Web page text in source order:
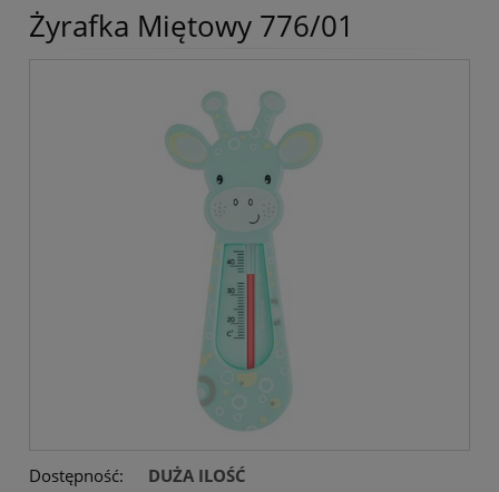
Żyrafka Miętowy 776/01
Dostępność:
DUŻA ILOŚĆ